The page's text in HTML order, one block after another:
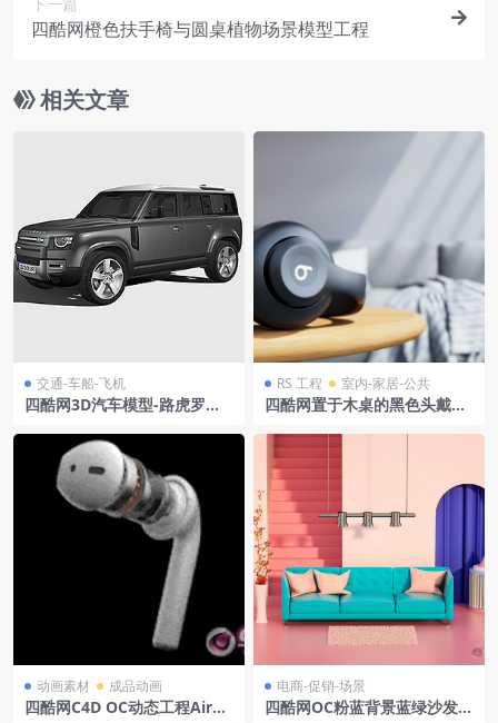
四酷网橙色扶手椅与圆桌植物场景模型工程
相关文章
交通-车船-飞机
四酷网3D汽车模型-路虎罗浮l
RS 工程 室内-家居-公共
四酷网置于木桌的黑色头戴式
动画素材 成品动画
四酷网C4D OC动态工程AirPo
电商-促销-场景
四酷网OC粉蓝背景蓝绿沙发吊